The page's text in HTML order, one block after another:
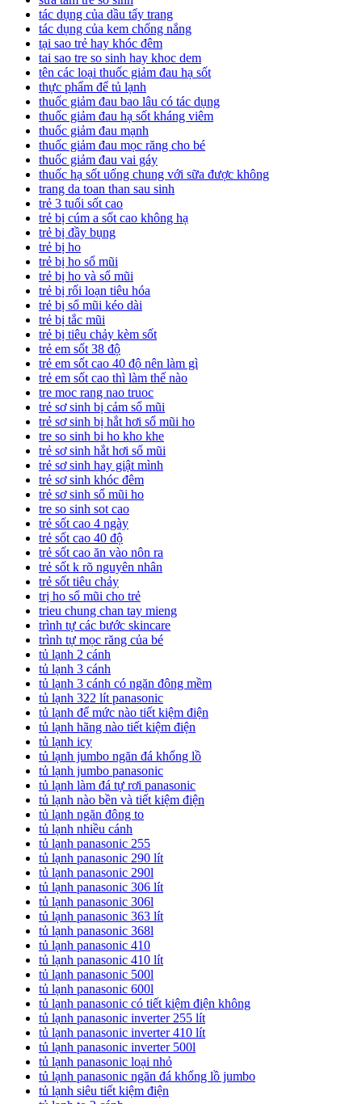
tác dụng của dầu tẩy trang
tác dụng của kem chống nắng
tại sao trẻ hay khóc đêm
tai sao tre so sinh hay khoc dem
tên các loại thuốc giảm đau hạ sốt
thực phẩm để tủ lạnh
thuốc giảm đau bao lâu có tác dụng
thuốc giảm đau hạ sốt kháng viêm
thuốc giảm đau mạnh
thuốc giảm đau mọc răng cho bé
thuốc giảm đau vai gáy
thuốc hạ sốt uống chung với sữa được không
trang da toan than sau sinh
trẻ 3 tuổi sốt cao
trẻ bị cúm a sốt cao không hạ
trẻ bị đầy bụng
trẻ bị ho
trẻ bị ho sổ mũi
trẻ bị ho và sổ mũi
trẻ bị rối loạn tiêu hóa
trẻ bị sổ mũi kéo dài
trẻ bị tắc mũi
trẻ bị tiêu chảy kèm sốt
trẻ em sốt 38 độ
trẻ em sốt cao 40 độ nên làm gì
trẻ em sốt cao thì làm thế nào
tre moc rang nao truoc
trẻ sơ sinh bị cảm sổ mũi
trẻ sơ sinh bị hắt hơi sổ mũi ho
tre so sinh bi ho kho khe
trẻ sơ sinh hắt hơi sổ mũi
trẻ sơ sinh hay giật mình
trẻ sơ sinh khóc đêm
trẻ sơ sinh sổ mũi ho
tre so sinh sot cao
trẻ sốt cao 4 ngày
trẻ sốt cao 40 độ
trẻ sốt cao ăn vào nôn ra
trẻ sốt k rõ nguyên nhân
trẻ sốt tiêu chảy
trị ho sổ mũi cho trẻ
trieu chung chan tay mieng
trình tự các bước skincare
trình tự mọc răng của bé
tủ lạnh 2 cánh
tủ lạnh 3 cánh
tủ lạnh 3 cánh có ngăn đông mềm
tủ lạnh 322 lít panasonic
tủ lạnh để mức nào tiết kiệm điện
tủ lạnh hãng nào tiết kiệm điện
tủ lạnh icy
tủ lạnh jumbo ngăn đá khổng lồ
tủ lạnh jumbo panasonic
tủ lạnh làm đá tự rơi panasonic
tủ lạnh nào bền và tiết kiệm điện
tủ lạnh ngăn đông to
tủ lạnh nhiều cánh
tủ lạnh panasonic 255
tủ lạnh panasonic 290 lít
tủ lạnh panasonic 290l
tủ lạnh panasonic 306 lít
tủ lạnh panasonic 306l
tủ lạnh panasonic 363 lít
tủ lạnh panasonic 368l
tủ lạnh panasonic 410
tủ lạnh panasonic 410 lít
tủ lạnh panasonic 500l
tủ lạnh panasonic 600l
tủ lạnh panasonic có tiết kiệm điện không
tủ lạnh panasonic inverter 255 lít
tủ lạnh panasonic inverter 410 lít
tủ lạnh panasonic inverter 500l
tủ lạnh panasonic loại nhỏ
tủ lạnh panasonic ngăn đá khổng lồ jumbo
tủ lạnh siêu tiết kiệm điện